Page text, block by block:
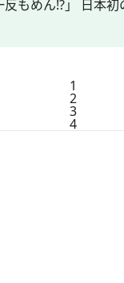
反もめん!?」 日本
1
2
3
4